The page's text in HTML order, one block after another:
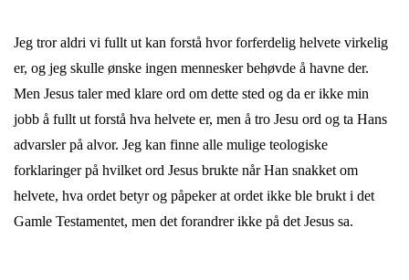
Jeg tror aldri vi fullt ut kan forstå hvor forferdelig helvete virkelig
er, og jeg skulle ønske ingen mennesker behøvde å havne der.
Men Jesus taler med klare ord om dette sted og da er ikke min
jobb å fullt ut forstå hva helvete er, men å tro Jesu ord og ta Hans
advarsler på alvor. Jeg kan finne alle mulige teologiske
forklaringer på hvilket ord Jesus brukte når Han snakket om
helvete, hva ordet betyr og påpeker at ordet ikke ble brukt i det
Gamle Testamentet, men det forandrer ikke på det Jesus sa.